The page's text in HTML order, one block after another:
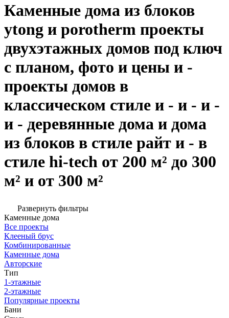
Каменные дома из блоков
ytong и porotherm проекты
двухэтажных домов под ключ
с планом, фото и цены и -
проекты домов в
классическом стиле и - и - и -
и - деревянные дома и дома
из блоков в стиле райт и - в
стиле hi-tech от 200 м² до 300
м² и от 300 м²
Развернуть фильтры
Каменные дома
Все проекты
Клееный брус
Комбинированные
Каменные дома
Авторские
Тип
1-этажные
2-этажные
Популярные проекты
Бани